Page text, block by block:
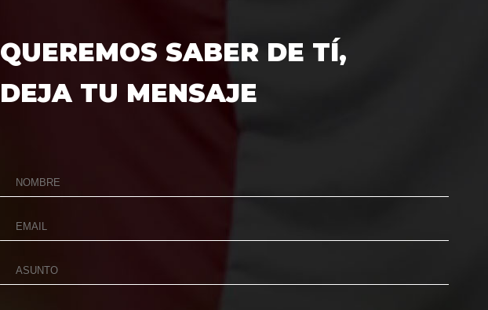
QUEREMOS SABER DE TÍ,
DEJA TU MENSAJE